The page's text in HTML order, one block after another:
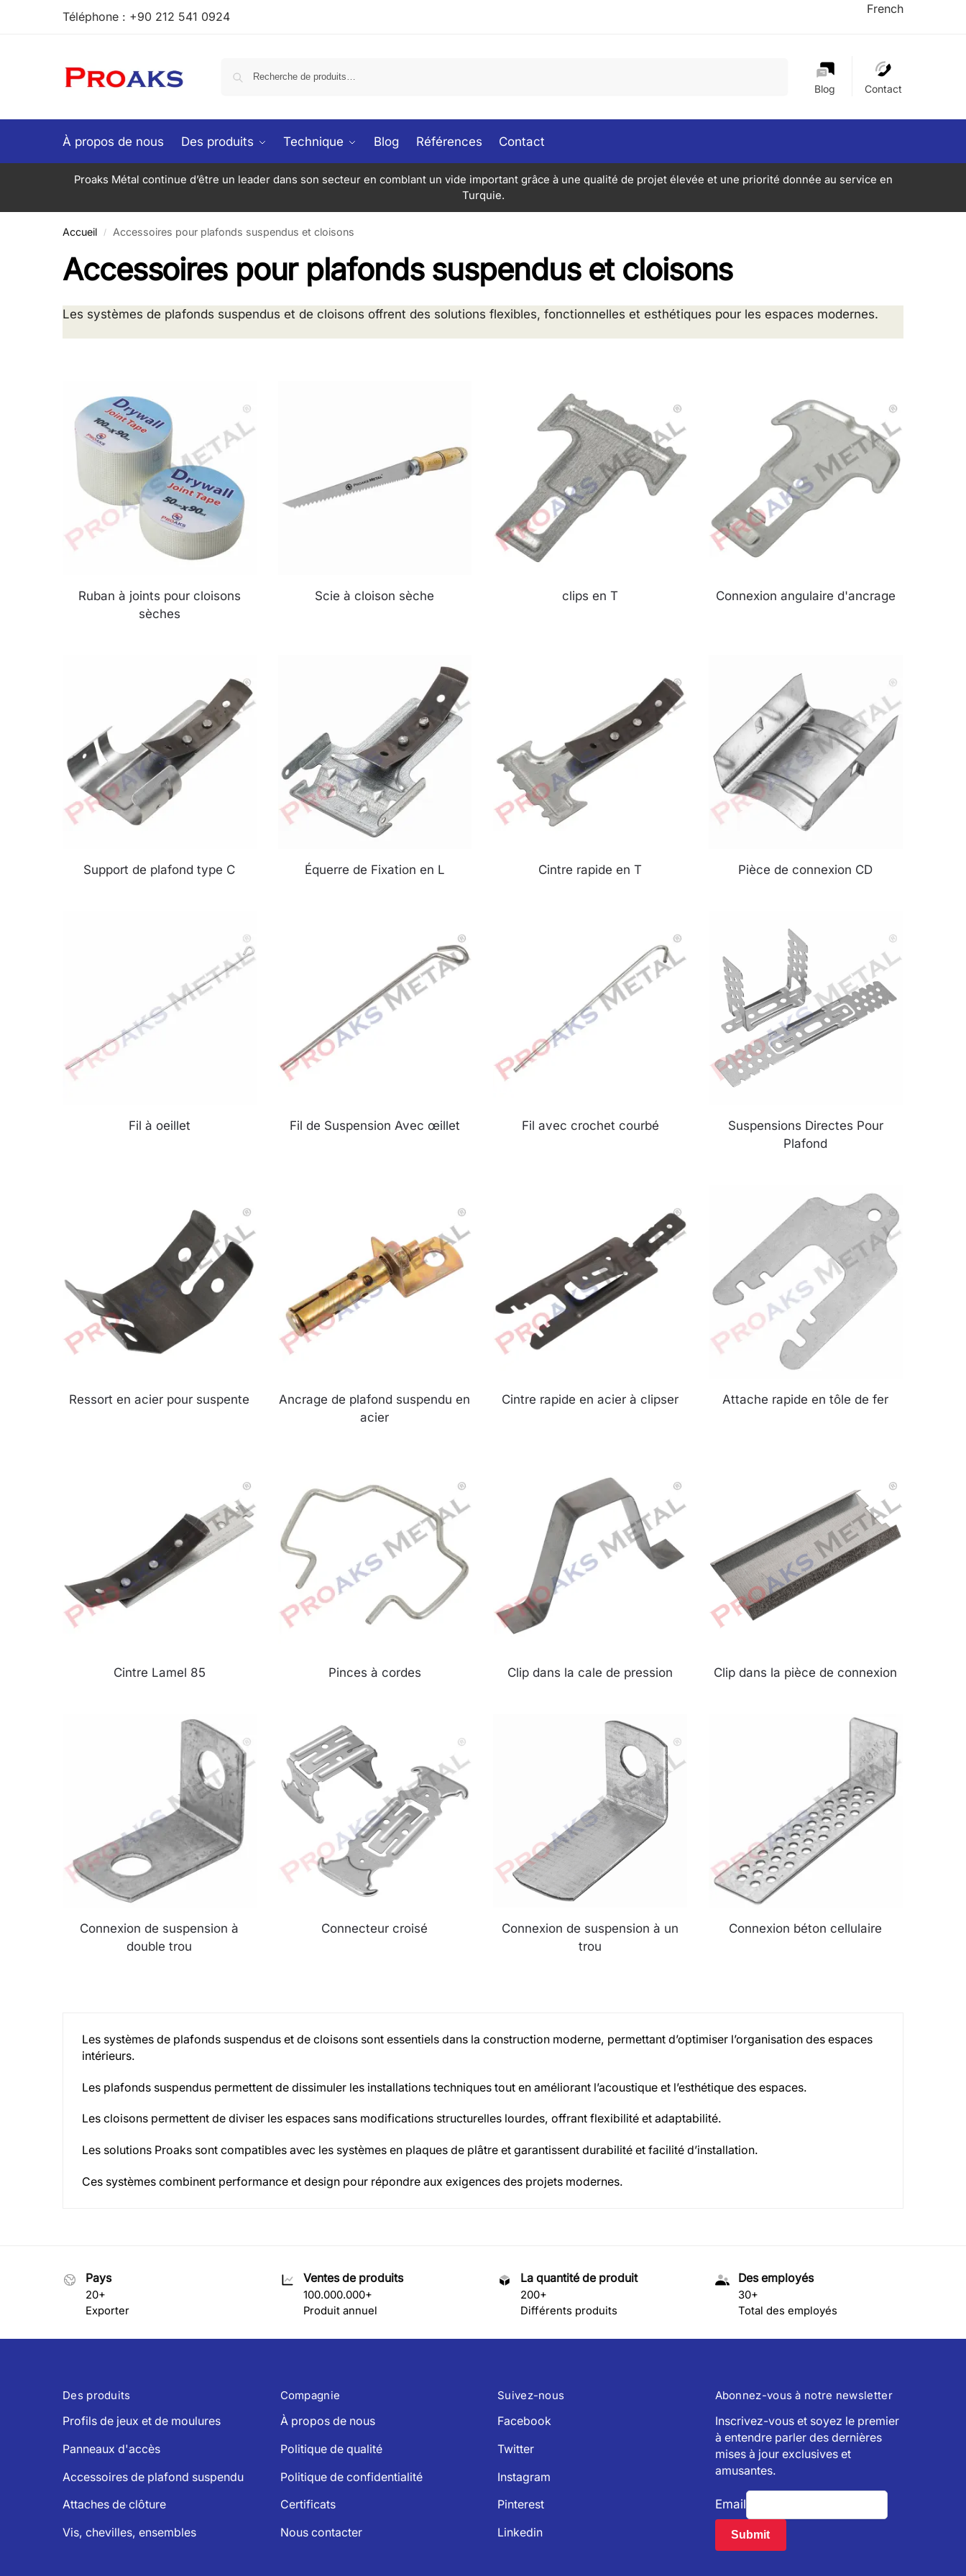
Téléphone : +90 212 541 0924
French
Blog Contact
À propos de nous Des produits Technique Blog Références Contact
Proaks Métal continue d’être un leader dans son secteur en comblant un vide important grâce à une qualité de projet élevée et une priorité donnée au service en
Turquie.
Accueil / Accessoires pour plafonds suspendus et cloisons
Accessoires pour plafonds suspendus et cloisons
Les systèmes de plafonds suspendus et de cloisons offrent des solutions flexibles, fonctionnelles et esthétiques pour les espaces modernes.
Ruban à joints pour cloisons
sèches
Scie à cloison sèche clips en T Connexion angulaire d'ancrage
Support de plafond type C Équerre de Fixation en L Cintre rapide en T Pièce de connexion CD
Fil à oeillet Fil de Suspension Avec œillet Fil avec crochet courbé
Suspensions Directes Pour
Plafond
Ressort en acier pour suspente
Ancrage de plafond suspendu en
acier
Cintre rapide en acier à clipser Attache rapide en tôle de fer
Cintre Lamel 85 Pinces à cordes Clip dans la cale de pression Clip dans la pièce de connexion
Connexion de suspension à
double trou
Connecteur croisé
Connexion de suspension à un
trou
Connexion béton cellulaire
Les systèmes de plafonds suspendus et de cloisons sont essentiels dans la construction moderne, permettant d’optimiser l’organisation des espaces
intérieurs.
Les plafonds suspendus permettent de dissimuler les installations techniques tout en améliorant l’acoustique et l’esthétique des espaces.
Les cloisons permettent de diviser les espaces sans modifications structurelles lourdes, offrant flexibilité et adaptabilité.
Les solutions Proaks sont compatibles avec les systèmes en plaques de plâtre et garantissent durabilité et facilité d’installation.
Ces systèmes combinent performance et design pour répondre aux exigences des projets modernes.
Pays
20+
Exporter
Ventes de produits
100.000.000+
Produit annuel
La quantité de produit
200+
Différents produits
Des employés
30+
Total des employés
Des produits
Profils de jeux et de moulures
Panneaux d'accès
Accessoires de plafond suspendu
Attaches de clôture
Vis, chevilles, ensembles
Compagnie
À propos de nous
Politique de qualité
Politique de confidentialité
Certificats
Nous contacter
Suivez-nous
Facebook
Twitter
Instagram
Pinterest
Linkedin
Abonnez-vous à notre newsletter
Inscrivez-vous et soyez le premier
à entendre parler des dernières
mises à jour exclusives et
amusantes.
Email